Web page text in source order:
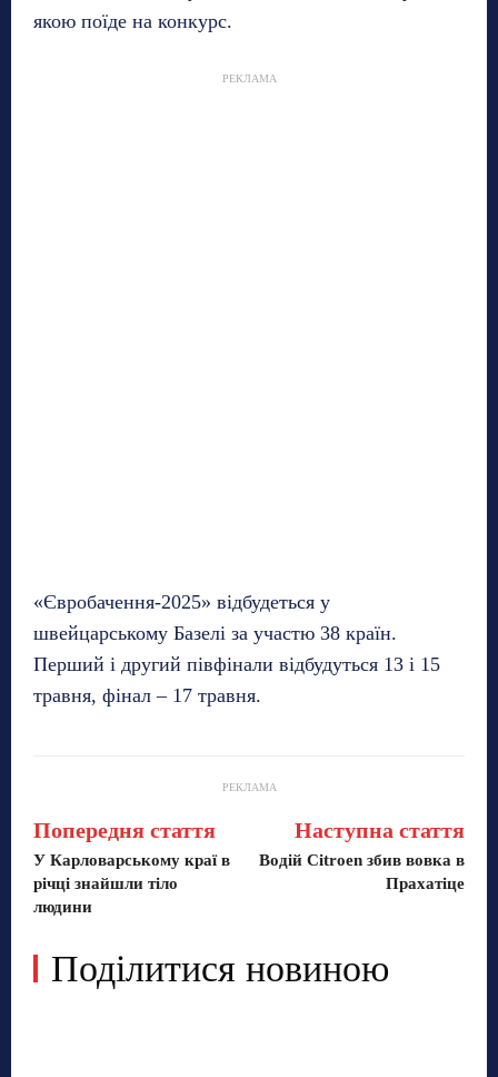
якою поїде на конкурс.
РЕКЛАМА
«Євробачення-2025» відбудеться у
швейцарському Базелі за участю 38 країн.
Перший і другий півфінали відбудуться 13 і 15
травня, фінал – 17 травня.
РЕКЛАМА
Попередня стаття
У Карловарському краї в
річці знайшли тіло
людини
Наступна стаття
Водій Citroen збив вовка в
Прахатіце
Поділитися новиною